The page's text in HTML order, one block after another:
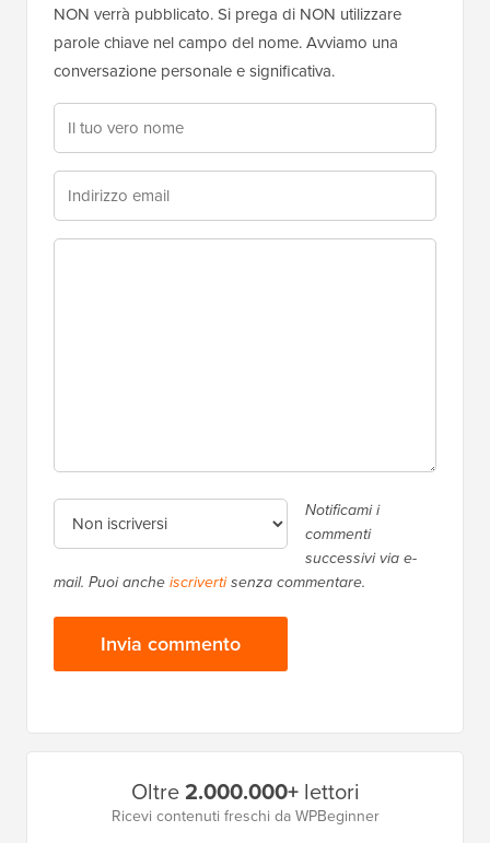
NON verrà pubblicato. Si prega di NON utilizzare
parole chiave nel campo del nome. Avviamo una
conversazione personale e significativa.
Notificami i
commenti
successivi via e-
mail. Puoi ancheiscrivertisenza commentare.
Oltre2.000.000+lettori
Ricevi contenuti freschi da WPBeginner